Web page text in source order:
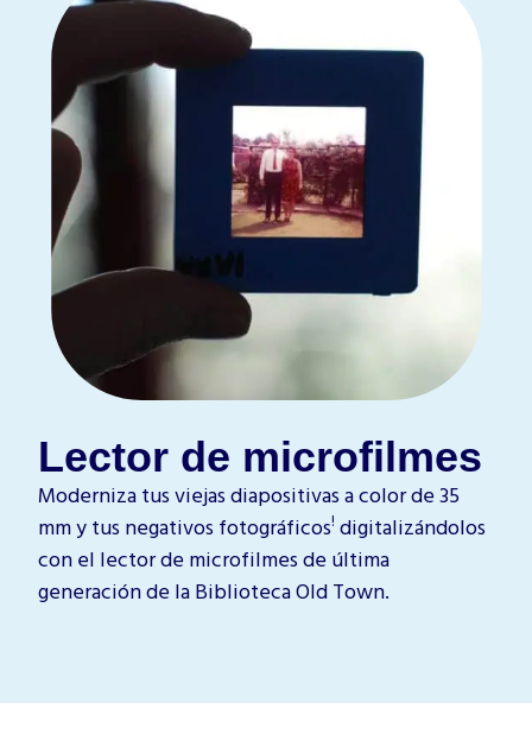
Lector de microfilmes
Moderniza tus viejas diapositivas a color de 35
mm y tus negativos fotográficos! digitalizándolos
con el lector de microfilmes de última
generación de la Biblioteca Old Town.